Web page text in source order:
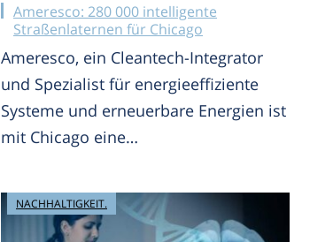
Ameresco: 280 000 intelligente
Straßenlaternen für Chicago
Ameresco, ein Cleantech-Integrator
und Spezialist für energieeffiziente
Systeme und erneuerbare Energien ist
mit Chicago eine…
NACHHALTIGKEIT.